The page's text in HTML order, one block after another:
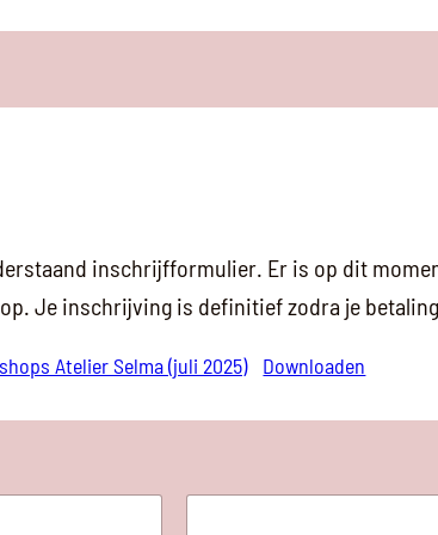
inschrijfformulier. Er is op dit
Je inschrijving is definitief zodra je
Atelier Selma (juli 2025) Downloaden